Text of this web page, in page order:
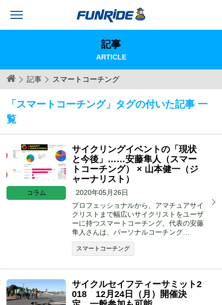
記事
ARTICLE
記事 スマートコーチング
「スマートコーチング」タグの付いた記事 一
覧
コラム
サイクリングイベントの「現状
と今後」……安藤隼人（スマー
トコーチング） × 山本健一（ジ
ャーナリスト）
2020年05月26日
プロフェッショナルから、アマチュアサイ
クリストまで幅広いサイクリストをユーザ
ーに持つスマートコーチング。代表の安藤
隼人さんは、パーソナルコーチング…
スマートコーチング
サイクルセイフティーサミット2
018 12月24日（月）開催決